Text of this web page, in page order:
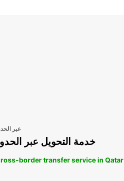
عبر
خدمة التحويل عبر
border transfer service in Qatar